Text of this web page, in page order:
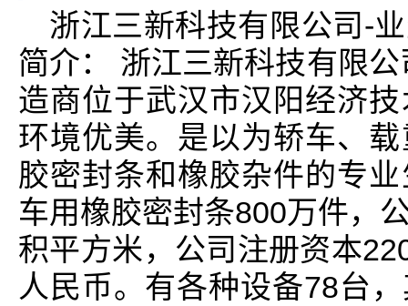
浙江三新科技有限公司-
简介： 浙江三新科技有限
造商位于武汉市汉阳经济
环境优美。是以为轿车、
胶密封条和橡胶杂件的专
车用橡胶密封条800万件，
积平方米，公司注册资本
人民币。有各种设备78台